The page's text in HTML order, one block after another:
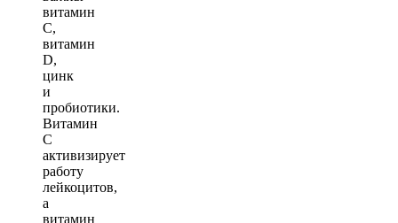
витамин
C,
витамин
D,
цинк
и
пробиотики.
Витамин
C
активизирует
работу
лейкоцитов,
а
витамин